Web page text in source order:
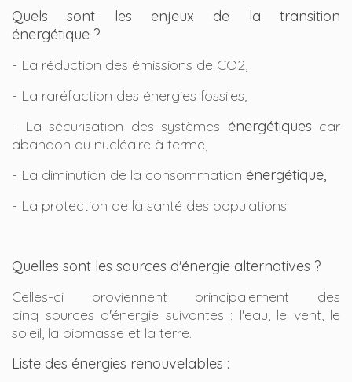
Quels sont les enjeux de la transition
énergétique ?
- La réduction des émissions de CO2,
- La raréfaction des énergies fossiles,
- La sécurisation des systèmes énergétiques car
abandon du nucléaire à terme,
- La diminution de la consommation énergétique,
- La protection de la santé des populations.
Quelles sont les sources d'énergie alternatives ?
Celles-ci proviennent principalement des
cinq sources d'énergie suivantes : l'eau, le vent, le
soleil, la biomasse et la terre.
Liste des énergies renouvelables :